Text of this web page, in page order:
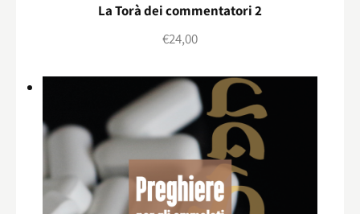
La Torà dei commentatori 2
€24,00